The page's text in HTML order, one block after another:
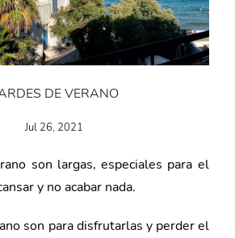
DE VERANO
Jul 26, 2021
son largas, especiales para el
y no acabar nada.
son para disfrutarlas y perder el